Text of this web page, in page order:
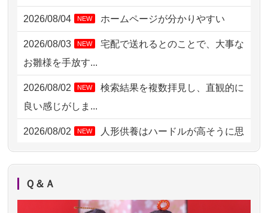
2026/08/04 00:38 中野区の方からお申込み
2026/08/03 21:17
2026/08/02 18:47 虎ノ門の方からお申込み
2026/08/02 11:15 千葉県の方からお申込み
2026/08/02 10:39
2026/08/02 09:15 神奈川の方からお申込み
2026/08/04 NEW ホームページが分かりやすい
2026/08/03 NEW
宅配で送れるとのことで、大事な
お雛様を手放す...
2026/08/02 NEW
検索結果を複数拝見し、直観的に
良い感じがしま...
2026/08/02 NEW
人形供養はハードルが高そうに思
えるのですが、...
Ｑ＆Ａ